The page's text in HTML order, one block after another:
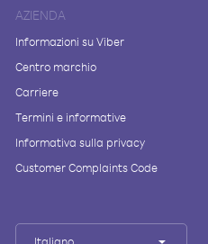
AZIENDA
Informazioni su Viber
Centro marchio
Carriere
Termini e informative
Informativa sulla privacy
Customer Complaints Code